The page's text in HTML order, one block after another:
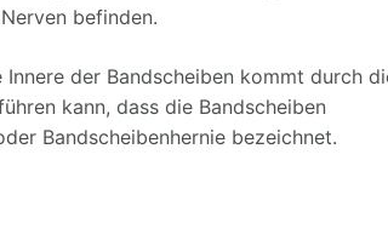
befinden.
der Bandscheiben kommt durch
kann, dass die Bandscheiben
Bandscheibenhernie bezeichnet.